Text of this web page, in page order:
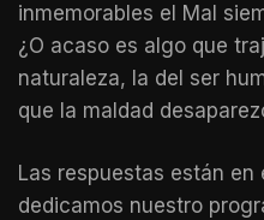
inmemorables el Mal
¿O acaso es algo que
naturaleza, la del ser
que la maldad
Las respuestas están
dedicamos nuestro